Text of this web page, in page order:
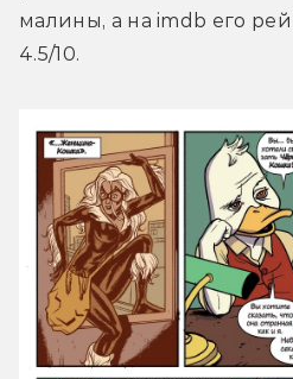
малины, а на imdb его
4.5/10.